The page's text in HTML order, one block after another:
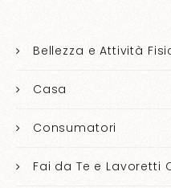
Bellezza e Attività
Casa
Consumatori
Fai da Te e Lavoretti